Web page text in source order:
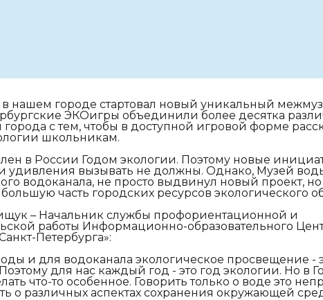
в нашем городе стартовал новый уникальный
ЭКОигры объединили более десятка
с тем, чтобы в доступной игровой форме
школьникам.
в России Годом экологии. Поэтому новые
удивления вызывать не должны. Однако, Музей
водоканала, не просто выдвинул новый проект,
часть городских ресурсов экологического
– Начальник службы профориентационной и
работы Информационно-образовательного
Петербурга»:
и для водоканала экологическое просвещение -
для нас каждый год - это год экологии. Но в
что-то особенное. Говорить только о воде это
о различных аспектах сохранения окружающей